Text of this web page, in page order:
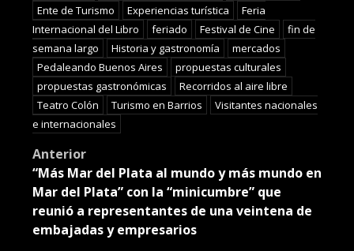
Ente de Turismo
Experiencias turística
Feria
Internacional del Libro
feriado Festival de Cine
fin de
semana largo
Historia y gastronomía
mercados
Pedaleando Buenos Aires
propuestas culturales
propuestas gastronómicas
Recorridos al aire libre
Teatro Colón
Turismo en Barrios
Visitantes nacionales
e internacionales
Post
navigation
Anterior
“Más Mar del Plata al mundo y más mundo en
Mar del Plata” con la “minicumbre” que
reunió a representantes de una veintena de
embajadas y empresarios